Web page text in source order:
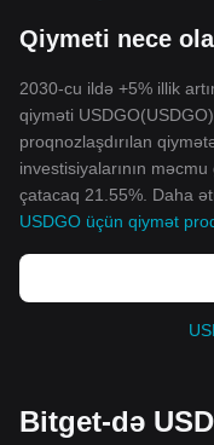
Qiymeti nece
2030-cu ildə +5% illik
qiyməti
proqnozlaşdırılan
investisiyalarının
çatacaq 21.55%. Daha
USDGO üçün qiymət
Bitget-də